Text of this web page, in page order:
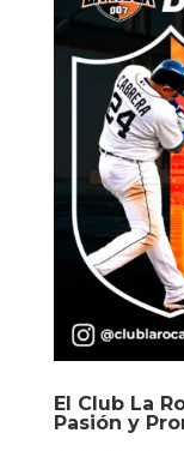
El Club La
Pasión y